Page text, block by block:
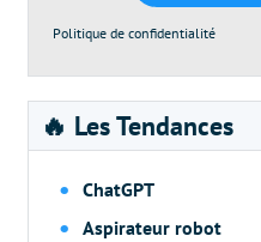
Politique de confidentialité
🔥 Les Tendances
ChatGPT
Aspirateur robot